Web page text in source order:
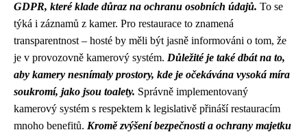
GDPR, které klade důraz na ochranu osobních údajů. To se
týká i záznamů z kamer. Pro restaurace to znamená
transparentnost – hosté by měli být jasně informováni o tom, že
je v provozovně kamerový systém. Důležité je také dbát na to,
aby kamery nesnímaly prostory, kde je očekávána vysoká míra
soukromí, jako jsou toalety. Správně implementovaný
kamerový systém s respektem k legislativě přináší restauracím
mnoho benefitů. Kromě zvýšení bezpečnosti a ochrany majetku